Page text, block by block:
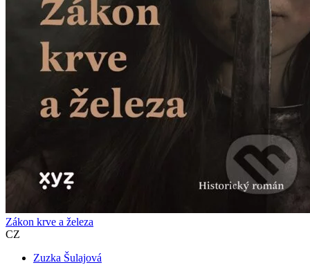
Zákon krve a železa
CZ
Zuzka Šulajová